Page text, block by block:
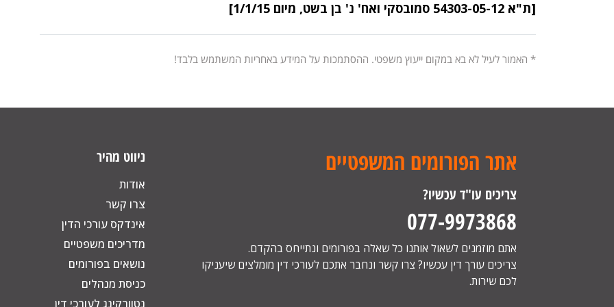
[ת"א 54303-05-12 סמובסקי ואח' נ' בן בשט, מיום 1/1/15]
* האמור לעיל לא בא במקום ייעוץ משפטי. ההסתמכות על המידע באחריות המשתמש בלבד!
אתר הפורומים המשפטיים
צריכים עו"ד עכשיו?
077-9973868
אתם מוזמנים לשאול אותנו כל שאלה בפורומים ונתייחס בהקדם.
צריכים עורך דין עכשיו? צרו קשר ונחבר אתכם לעורכי דין מומלצים שיעניקו
לכם שירות.
ניווט מהיר
אודות
צרו קשר
אינדקס עורכי הדין
מדריכים משפטיים
נושאים בפורומים
כניסת מנהלים
נטוורקינג לעורכי דין